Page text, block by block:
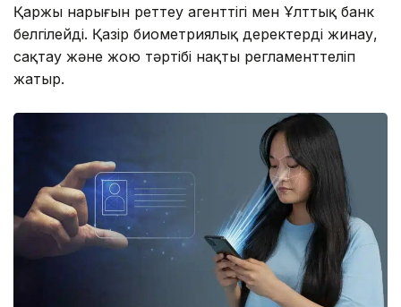
Қаржы нарығын реттеу агенттігі мен Ұлттық банк
белгілейді. Қазір биометриялық деректерді жинау,
сақтау және жою тәртібі нақты регламенттеліп
жатыр.